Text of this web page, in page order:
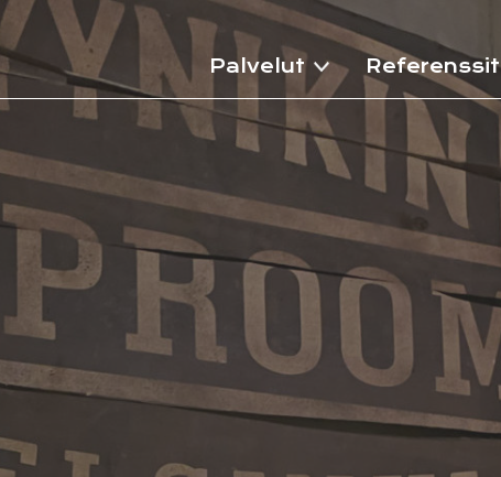
Palvelut Referenssit